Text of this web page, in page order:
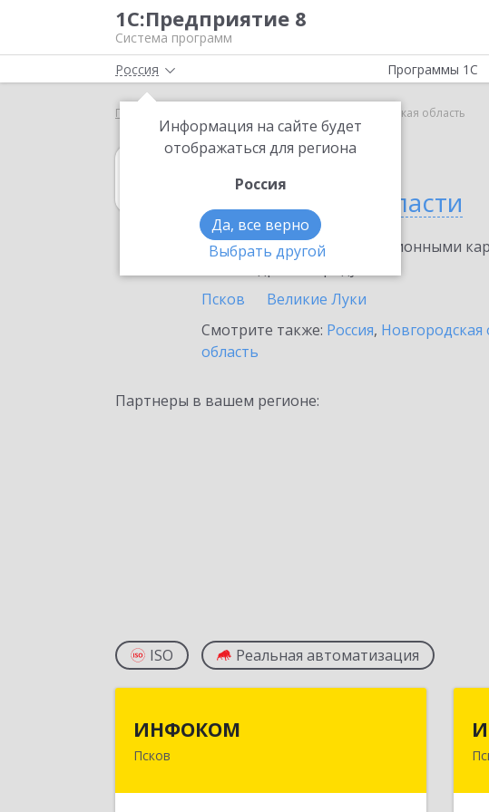
1С:Предприятие 8
Система программ
Россия
Информация на сайте будет
отображаться для региона
Россия
Да, все верно
Выбрать другой
Программы 1С
Главная Псковская область
1С:Гаражи
в Псковской области
Ознакомьтесь с информационными
Псков
Великие Луки
Смотрите также: Россия, Новгородская
область
Партнеры в вашем регионе:
ISO Реальная автоматизация
ИНФОКОМ
Псков